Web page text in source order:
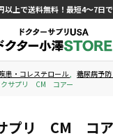
以上で送料無料！最短4～7日
患・コレステロール, 糖尿病予
クサプリ CM コアー
プリ CM コ